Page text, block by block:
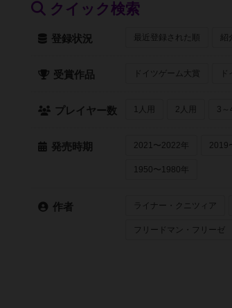
クイック検索
登録状況 最近登録された順 紹
受賞作品 ドイツゲーム大賞
プレイヤー数 1人用 2人用 3～
発売時期 2021〜2022年 2019
1950〜1980年
作者 ライナー・クニツィア
フリードマン・フリーゼ